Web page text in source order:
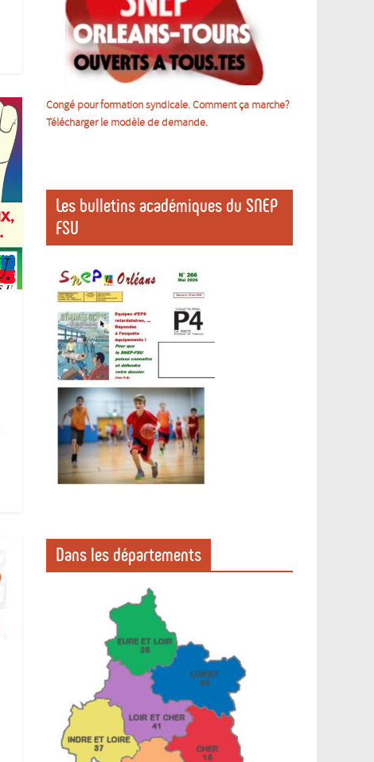
Congé pour formation syndicale. Comment ça marche?
Télécharger le modèle de demande.
Les bulletins académiques du SNEP
FSU
Dans les départements